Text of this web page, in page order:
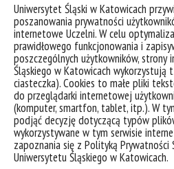
Uniwersytet Śląski w Katowicach
poszanowania prywatności
internetowe Uczelni. W celu
prawidłowego funkcjonowania i
poszczególnych użytkowników,
Śląskiego w Katowicach wykorzystują
ciasteczka). Cookies to małe pliki
do przeglądarki internetowej
(komputer, smartfon, tablet, itp.). W
podjąć decyzję dotyczącą typów
wykorzystywane w tym serwisie
zapoznania się z Polityką
Uniwersytetu Śląskiego w Katowicach.
prof. UŚAkcja, reakcja,
przypadku Szopienic.(aula)
10.15–10.45– Wykład dr hab. inż.
metali w życiu człowieka(sala A/
10.45–11.15– Wykład dr Karina
ciężkie konsekwencje – trucizna,
przyjaciela(sala A/1.10)
11.30–12.15 – Panel dyskusyjny
dr hab. Grzegorz Nancka, prof. UŚ,